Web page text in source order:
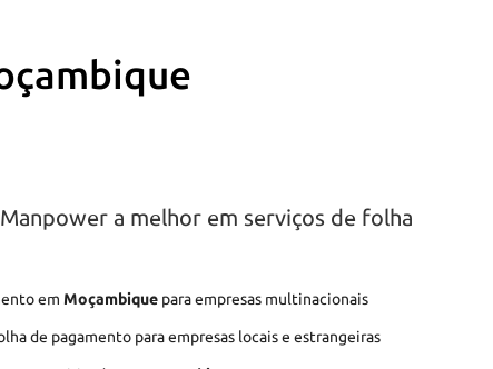
a melhor em serviços de folha
em Moçambique para empresas multinacionais
de pagamento para empresas locais e estrangeiras